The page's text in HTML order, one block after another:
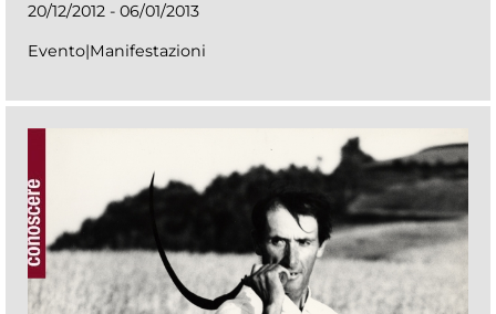
20/12/2012 - 06/01/2013
Evento|Manifestazioni